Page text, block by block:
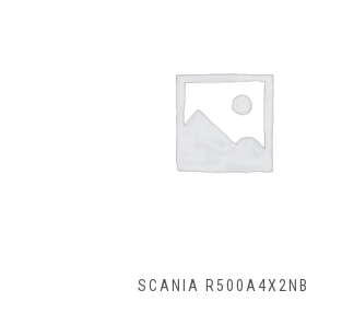
SCANIA R500A4X2NB